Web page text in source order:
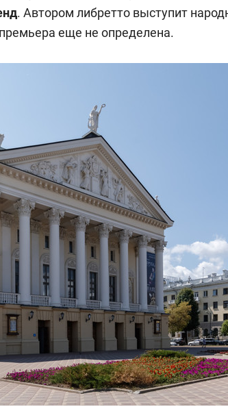
. Автором либретто выступит
еще не определена.
Психотерапевт «Фороса»:
свою сверхнагрузку